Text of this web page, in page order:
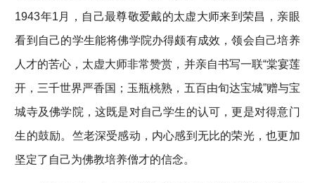
1943年1月，自己最尊敬爱戴的太虚大师来到荣昌，亲眼
看到自己的学生能将佛学院办得颇有成效，领会自己培养
人才的苦心，太虚大师非常赞赏，并亲自书写一联“棠宴莲
开，三千世界严香国；玉瓶桃熟，五百由旬达宝城”赠与宝
城寺及佛学院，这既是对自己学生的认可，更是对得意门
生的鼓励。竺老深受感动，内心感到无比的荣光，也更加
坚定了自己为佛教培养僧才的信念。